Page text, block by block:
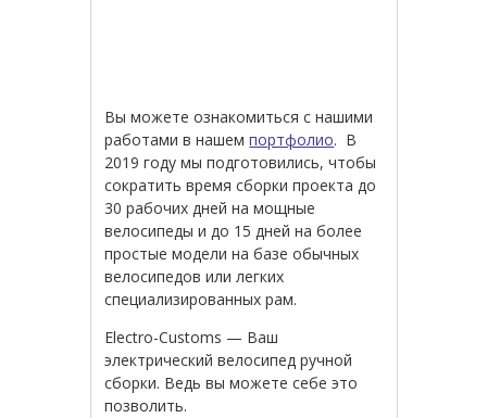
Вы можете ознакомиться с нашими
работами в нашемпортфолио. В
2019 году мы подготовились, чтобы
сократить время сборки проекта до
30 рабочих дней на мощные
велосипеды и до 15 дней на более
простые модели на базе обычных
велосипедов или легких
специализированных рам.
Electro-Customs — Ваш
электрический велосипед ручной
сборки. Ведь вы можете себе это
позволить.